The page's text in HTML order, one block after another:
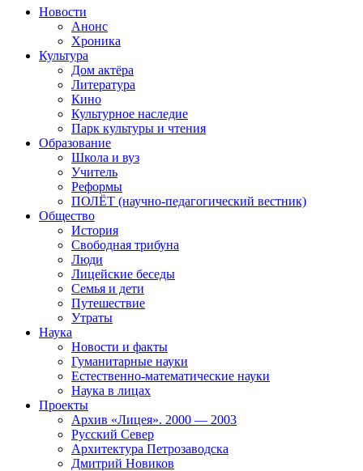
Новости
Анонс
Хроника
Культура
Дом актёра
Литература
Кино
Культурное наследие
Парк культуры и чтения
Образование
Школа и вуз
Учитель
Реформы
ПОЛЁТ (научно-педагогический вестник)
Общество
История
Свободная трибуна
Люди
Лицейские беседы
Семья и дети
Путешествие
Утраты
Наука
Новости и факты
Гуманитарные науки
Естественно-математические науки
Наука в лицах
Проекты
Архив «Лицея». 2000 — 2003
Русский Север
Архитектура Петрозаводска
Дмитрий Новиков